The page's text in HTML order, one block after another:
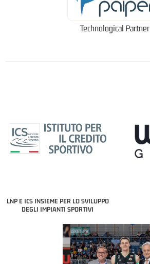
Technological Partner
LNP E ICS INSIEME PER LO SVILUPPO
DEGLI IMPIANTI SPORTIVI